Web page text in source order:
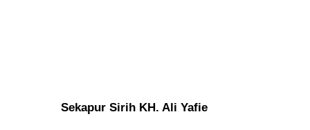
Sekapur Sirih KH. Ali Yafie